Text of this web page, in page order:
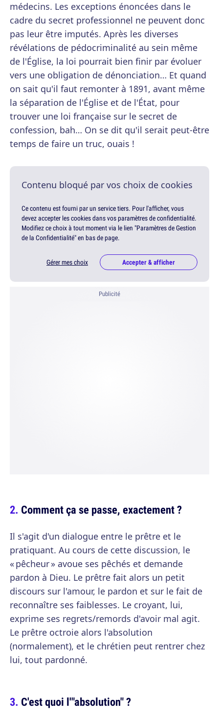
médecins. Les exceptions énoncées dans le
cadre du secret professionnel ne peuvent donc
pas leur être imputés. Après les diverses
révélations de pédocriminalité au sein même
de l'Église, la loi pourrait bien finir par évoluer
vers une obligation de dénonciation… Et quand
on sait qu'il faut remonter à 1891, avant même
la séparation de l'Église et de l'État, pour
trouver une loi française sur le secret de
confession, bah… On se dit qu'il serait peut-être
temps de faire un truc, ouais !
Contenu bloqué par vos choix de cookies
Ce contenu est fourni par un service tiers. Pour l'afficher, vous
devez accepter les cookies dans vos paramètres de confidentialité.
Modifiez ce choix à tout moment via le lien "Paramètres de Gestion
de la Confidentialité" en bas de page.
Gérer mes choix Accepter & afficher
Publicité
Comment ça se passe, exactement ?
Il s'agit d'un dialogue entre le prêtre et le
pratiquant. Au cours de cette discussion, le
« pêcheur » avoue ses pêchés et demande
pardon à Dieu. Le prêtre fait alors un petit
discours sur l'amour, le pardon et sur le fait de
reconnaître ses faiblesses. Le croyant, lui,
exprime ses regrets/remords d'avoir mal agit.
Le prêtre octroie alors l'absolution
(normalement), et le chrétien peut rentrer chez
lui, tout pardonné.
C'est quoi l'"absolution" ?